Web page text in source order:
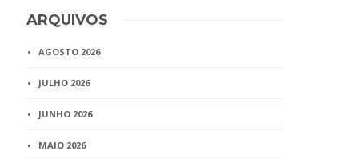
ARQUIVOS
AGOSTO 2026
JULHO 2026
JUNHO 2026
MAIO 2026